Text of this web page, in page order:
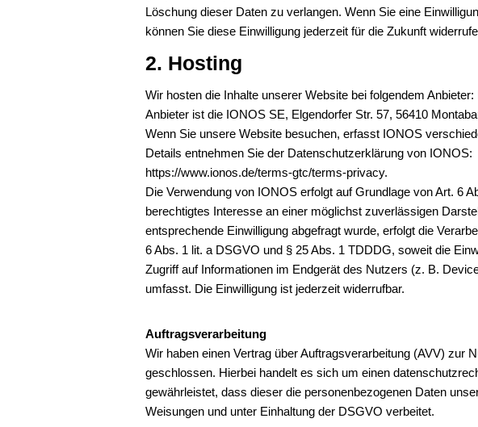
Löschung dieser Daten zu verlangen. Wenn Sie eine
können Sie diese Einwilligung jederzeit für die Zukunft
2. Hosting
Wir hosten die Inhalte unserer Website bei folgendem Anbieter:
Anbieter ist die IONOS SE, Elgendorfer Str. 57, 56410
Wenn Sie unsere Website besuchen, erfasst IONOS
Details entnehmen Sie der Datenschutzerklärung von IONOS:
https://www.ionos.de/terms-gtc/terms-privacy.
Die Verwendung von IONOS erfolgt auf Grundlage von Art. 6
berechtigtes Interesse an einer möglichst zuverlässigen
entsprechende Einwilligung abgefragt wurde, erfolgt die
6 Abs. 1 lit. a DSGVO und § 25 Abs. 1 TDDDG, soweit die
Zugriff auf Informationen im Endgerät des Nutzers (z. B.
umfasst. Die Einwilligung ist jederzeit widerrufbar.
Auftragsverarbeitung
Wir haben einen Vertrag über Auftragsverarbeitung (AVV) zur
geschlossen. Hierbei handelt es sich um einen
gewährleistet, dass dieser die personenbezogenen Daten
Weisungen und unter Einhaltung der DSGVO verbeitet.